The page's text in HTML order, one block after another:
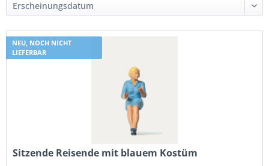
NEU, NOCH NICHT
LIEFERBAR
Sitzende Reisende mit blauem Kostüm